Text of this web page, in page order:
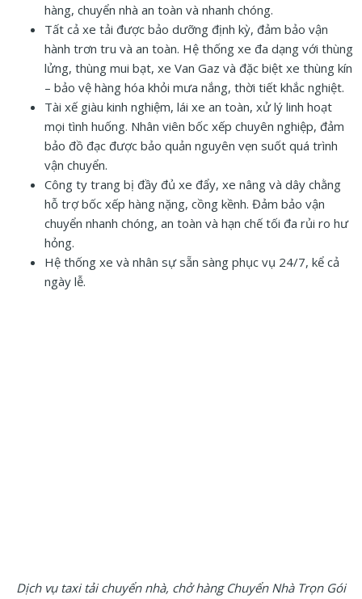
hàng, chuyển nhà an toàn và nhanh chóng.
Tất cả xe tải được bảo dưỡng định kỳ, đảm bảo vận
hành trơn tru và an toàn. Hệ thống xe đa dạng với thùng
lửng, thùng mui bạt, xe Van Gaz và đặc biệt xe thùng kín
– bảo vệ hàng hóa khỏi mưa nắng, thời tiết khắc nghiệt.
Tài xế giàu kinh nghiệm, lái xe an toàn, xử lý linh hoạt
mọi tình huống. Nhân viên bốc xếp chuyên nghiệp, đảm
bảo đồ đạc được bảo quản nguyên vẹn suốt quá trình
vận chuyển.
Công ty trang bị đầy đủ xe đẩy, xe nâng và dây chằng
hỗ trợ bốc xếp hàng nặng, cồng kềnh. Đảm bảo vận
chuyển nhanh chóng, an toàn và hạn chế tối đa rủi ro hư
hỏng.
Hệ thống xe và nhân sự sẵn sàng phục vụ 24/7, kể cả
ngày lễ.
Dịch vụ taxi tải chuyển nhà, chở hàng Chuyển Nhà Trọn Gói